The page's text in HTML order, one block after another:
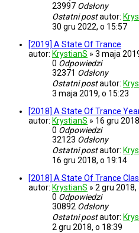
23997 Odsłony
Ostatni postautor:
30 gru 2022, o 15:57
[2019] A State Of Trance
autor: KrystianS » 3 maja
0 Odpowiedzi
32371 Odsłony
Ostatni postautor:
3 maja 2019, o 15:23
[2018] A State Of Trance
autor: KrystianS » 16 gru
0 Odpowiedzi
32123 Odsłony
Ostatni postautor:
16 gru 2018, o 19:14
[2018] A State Of Trance
autor: KrystianS » 2 gru 2018,
0 Odpowiedzi
30892 Odsłony
Ostatni postautor:
2 gru 2018, o 18:39